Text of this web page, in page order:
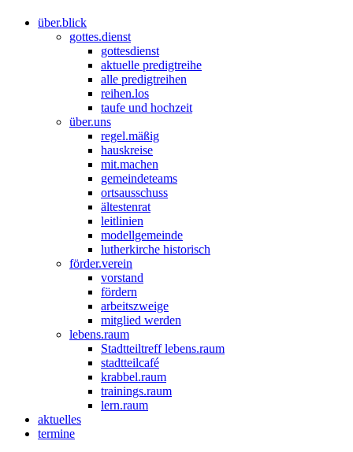
über.blick
gottes.dienst
gottesdienst
aktuelle predigtreihe
alle predigtreihen
reihen.los
taufe und hochzeit
über.uns
regel.mäßig
hauskreise
mit.machen
gemeindeteams
ortsausschuss
ältestenrat
leitlinien
modellgemeinde
lutherkirche historisch
förder.verein
vorstand
fördern
arbeitszweige
mitglied werden
lebens.raum
Stadtteiltreff lebens.raum
stadtteilcafé
krabbel.raum
trainings.raum
lern.raum
aktuelles
termine